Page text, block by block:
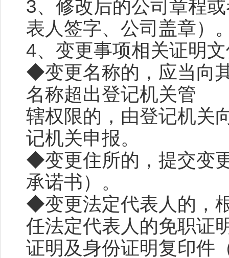
3、修改后的公司章程
表人签字、公司盖章）
4、变更事项相关证明
◆变更名称的，应当向
名称超出登记机关管
辖权限的，由登记机关
记机关申报。
◆变更住所的，提交变
承诺书）。
◆变更法定代表人的，
任法定代表人的免职证
证明及身份证明复印件